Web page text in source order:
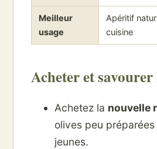
Meilleur
usage
Apéritif
cuisine
Acheter et
Achetez la nouvelle
olives peu
jeunes.